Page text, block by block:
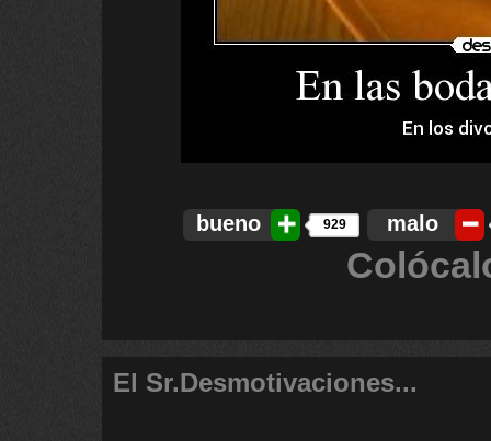
bueno 929 malo
El Sr.Desmotivaciones...